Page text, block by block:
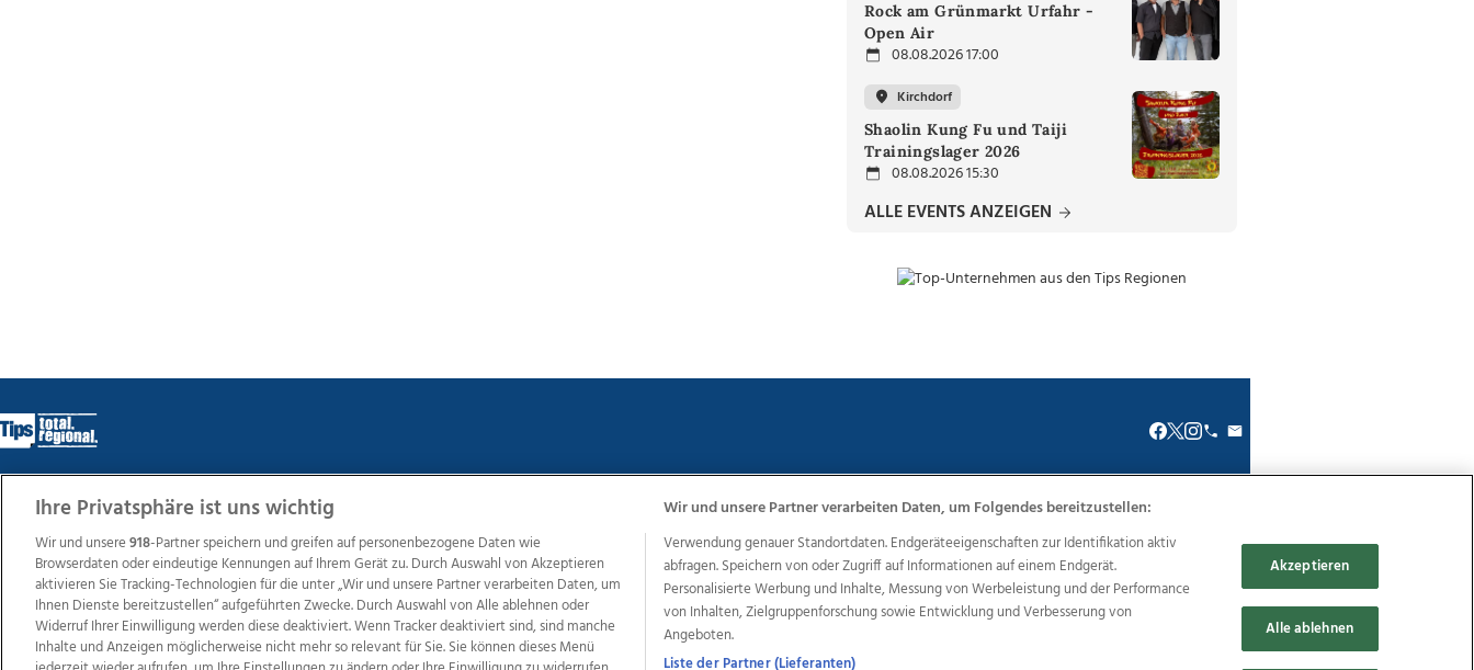
Rock am Grünmarkt Urfahr -
Open Air
08.08.2026 17:00
Kirchdorf
Shaolin Kung Fu und Taiji
Trainingslager 2026
08.08.2026 15:30
ALLE EVENTS ANZEIGEN
Kontakt Ehrenkodex
Weitere Angebote des Medienhauses Wimmer
TV1 di-mog-i.at OÖNow Ischler Woche Life Radio OÖNachrichten OÖN Immobilien
Regionaljobs
wasistlos.at wirtrauern.at
Ihre Privatsphäre ist uns wichtig
Wir und unsere918-Partner speichern und greifen auf personenbezogene Daten wie
Browserdaten oder eindeutige Kennungen auf Ihrem Gerät zu. Durch Auswahl von Akzeptieren
aktivieren Sie Tracking-Technologien für die unter „Wir und unsere Partner verarbeiten Daten, um
Ihnen Dienste bereitzustellen“ aufgeführten Zwecke. Durch Auswahl von Alle ablehnen oder
Widerruf Ihrer Einwilligung werden diese deaktiviert. Wenn Tracker deaktiviert sind, sind manche
Inhalte und Anzeigen möglicherweise nicht mehr so relevant für Sie. Sie können dieses Menü
Wir und unsere Partner verarbeiten Daten, um Folgendes bereitzustellen:
Verwendung genauer Standortdaten. Endgeräteeigenschaften zur Identifikation aktiv
abfragen. Speichern von oder Zugriff auf Informationen auf einem Endgerät.
Personalisierte Werbung und Inhalte, Messung von Werbeleistung und der Performance
von Inhalten, Zielgruppenforschung sowie Entwicklung und Verbesserung von
Angeboten.
Liste der Partner (Lieferanten)
Akzeptieren
Alle ablehnen